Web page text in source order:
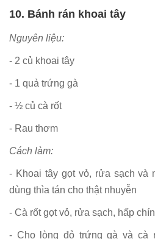
10. Bánh rán khoai tây
Nguyên liệu:
- 2 củ khoai tây
- 1 quả trứng gà
- ½ củ cà rốt
- Rau thơm
Cách làm:
- Khoai tây gọt vỏ, rửa sạch và
dùng thìa tán cho thật nhuyễn
- Cà rốt gọt vỏ, rửa sạch, hấp
- Cho lòng đỏ trứng gà và cà